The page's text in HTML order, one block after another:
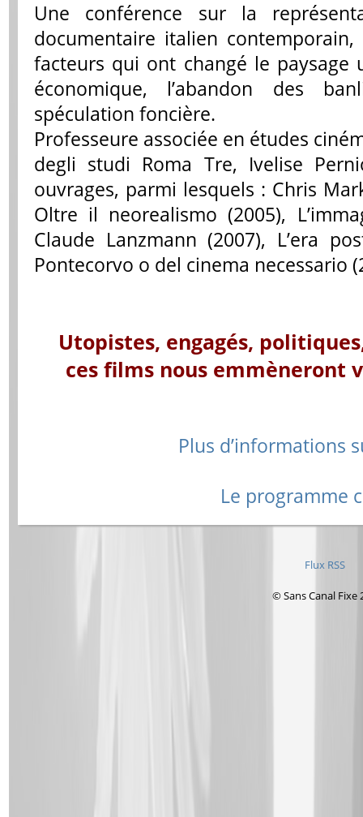
Une conférence sur la
documentaire italien
facteurs qui ont changé le paysage
économique, l’abandon des
spéculation foncière.
Professeure associée en études
degli studi Roma Tre, Ivelise
ouvrages, parmi lesquels : Chris
Oltre il neorealismo (2005),
Claude Lanzmann (2007), L’era
Pontecorvo o del cinema necessario
Utopistes, engagés,
ces films nous emmèneront
Plus d’informations
Le programme
Flux RSS
© Sans Canal Fixe